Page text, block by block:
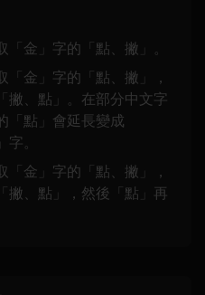
金」字的「點、撇」。
「金」字的「點、撇」，
撇、點」。在部分中文字
「點」會延長變成
。
「金」字的「點、撇」，
撇、點」，然後「點」再